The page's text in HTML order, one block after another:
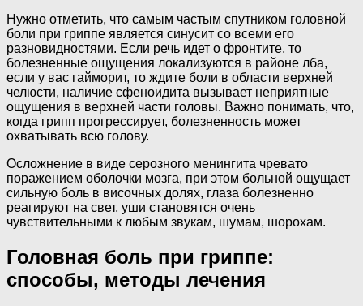
Нужно отметить, что самым частым спутником головной
боли при гриппе является синусит со всеми его
разновидностями. Если речь идет о фронтите, то
болезненные ощущения локализуются в районе лба,
если у вас гайморит, то ждите боли в области верхней
челюсти, наличие сфеноидита вызывает неприятные
ощущения в верхней части головы. Важно понимать, что,
когда грипп прогрессирует, болезненность может
охватывать всю голову.
Осложнение в виде серозного менингита чревато
поражением оболочки мозга, при этом больной ощущает
сильную боль в височных долях, глаза болезненно
реагируют на свет, уши становятся очень
чувствительными к любым звукам, шумам, шорохам.
Головная боль при гриппе:
способы, методы лечения